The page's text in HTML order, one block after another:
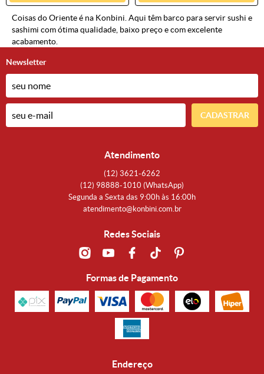
Coisas do Oriente é na Konbini. Aqui têm barco para servir sushi e
sashimi com ótima qualidade, baixo preço e com excelente
acabamento.
Newsletter
CADASTRAR
Atendimento
(12) 3621-6262
(12) 98888-1010 (WhatsApp)
Segunda a Sexta das 9:00h às 16:00h
atendimento@konbini.com.br
Redes Sociais
Formas de Pagamento
Endereço